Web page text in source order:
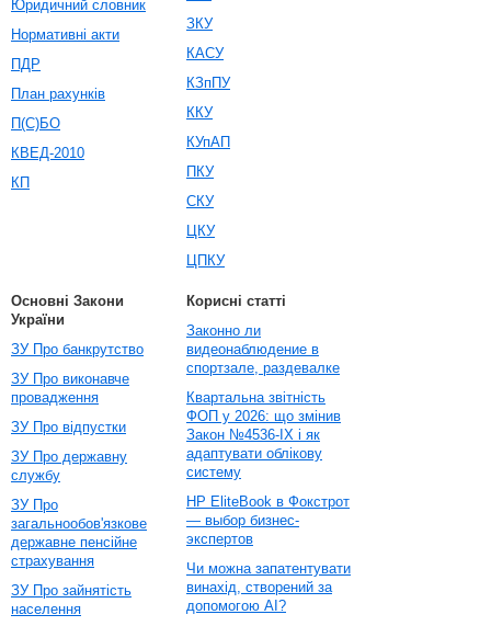
Юридичний словник
Нормативні акти
ПДР
План рахунків
П(С)БО
КВЕД-2010
КП
ЗКУ
КАСУ
КЗпПУ
ККУ
КУпАП
ПКУ
СКУ
ЦКУ
ЦПКУ
Основні Закони
України
ЗУ Про банкрутство
ЗУ Про виконавче
провадження
ЗУ Про відпустки
ЗУ Про державну
службу
ЗУ Про
загальнообов'язкове
державне пенсійне
страхування
ЗУ Про зайнятість
населення
Корисні статті
Законно ли
видеонаблюдение в
спортзале, раздевалке
Квартальна звітність
ФОП у 2026: що змінив
Закон №4536-IX і як
адаптувати облікову
систему
HP EliteBook в Фокстрот
— выбор бизнес-
экспертов
Чи можна запатентувати
винахід, створений за
допомогою AI?